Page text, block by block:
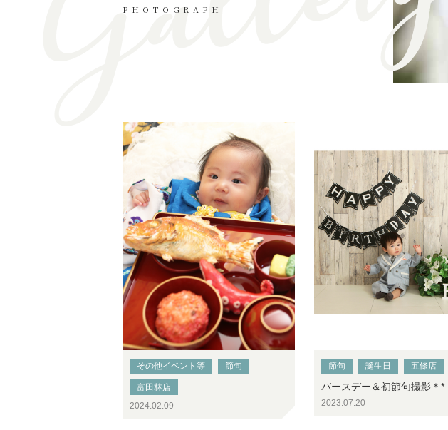
PHOTOGRAPH
その他イベント等 節句
富田林店
2024.02.09
節句 誕生日 五條店
バースデー＆初節句撮影＊*
2023.07.20